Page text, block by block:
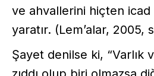
ve ahvallerini hiçten
yaratır. (Lem’alar, 2005,
Şayet denilse ki, “Varlık